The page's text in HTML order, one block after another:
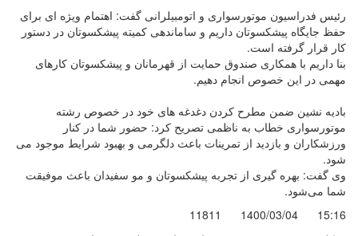
رئیس فدراسیون موتورسواری و اتومبیلرانی گفت: اهتمام ویژه ای برای
حفظ جایگاه پیشکسوتان داریم و ساماندهی کمیته پیشکسوتان در دستور
کار قرار گرفته است.
بنا داریم با همکاری صندوق حمایت از قهرمانان و پیشکسوتان کارهای
مهمی در این خصوص انجام دهیم.
بادیه نشین ضمن مطرح کردن دغدغه های خود در خصوص رشته
موتورسواری خطاب به ناظمی تصریح کرد: حضور شما در کنار
ورزشکاران و بازدید از تمرینات باعث دلگرمی و بهبود شرایط موجود می
شود.
وی گفت: بهره گیری از تجربه پیشکسوتان و مو سفیدان باعث موفیقت
شما می‌شود.
15:16
1400/03/04
11811